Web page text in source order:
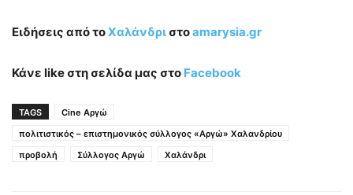
Ειδήσεις από τοΧαλάνδρι στοamarysia.gr
Κάνε like στη σελίδα μας στο Facebook
TAGS
Cine Αργώ
πολιτιστικός – επιστημονικός σύλλογος «Αργώ» Χαλανδρίου
προβολή
Σύλλογος Αργώ Χαλάνδρι